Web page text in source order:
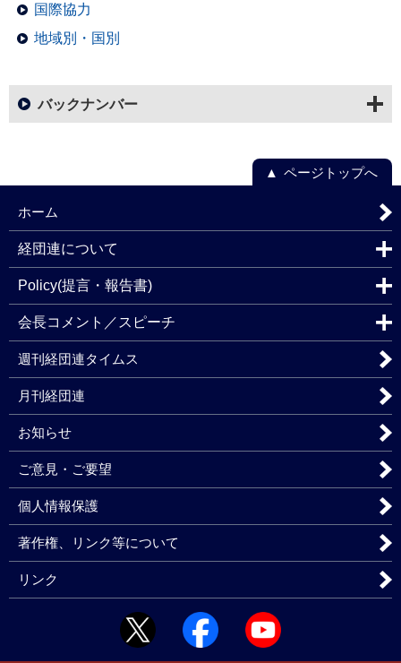
国際協力
地域別・国別
バックナンバー
ページトップへ
ホーム
経団連について
Policy(提言・報告書)
会長コメント／スピーチ
週刊経団連タイムス
月刊経団連
お知らせ
ご意見・ご要望
個人情報保護
著作権、リンク等について
リンク